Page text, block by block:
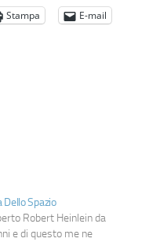
Stampa
E-mail
Dello Spazio
Robert Heinlein da
e di questo me ne